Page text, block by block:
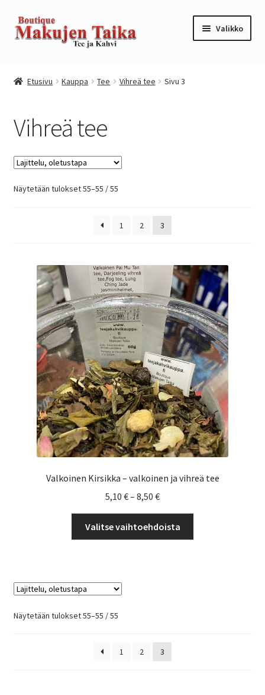
Siirry
navigointiin
Siirry
sisältöön
Valikko
Kassa
Kauppa
Oma tili
Yrityksille
Etusivu Kauppa Tee Vihreä tee Sivu 3
Vihreä tee
Näytetään tulokset 55–55 / 55
1 2 3
Valkoinen Kirsikka – valkoinen ja vihreä tee
5,10 €– 8,50 €Hintaluokka:
-
8,50 €
Valitse vaihtoehdoista
Näytetään tulokset 55–55 / 55
1 2 3